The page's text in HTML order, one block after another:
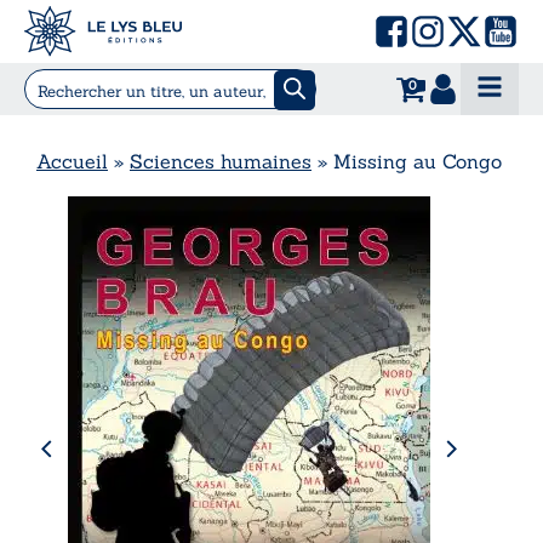
0
Accueil » Sciences humaines » Missing au Congo